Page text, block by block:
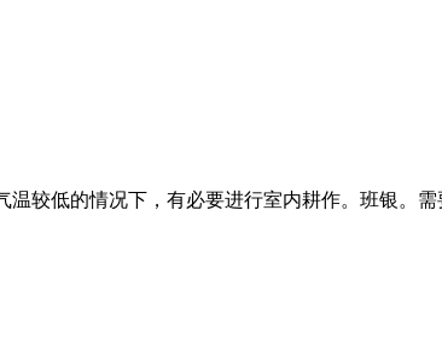
温较低的情况下，有必要进行室内耕作。班银。